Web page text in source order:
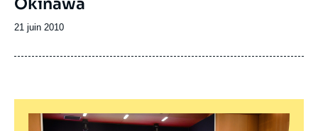
Okinawa
Date
publication
21 juin 2010